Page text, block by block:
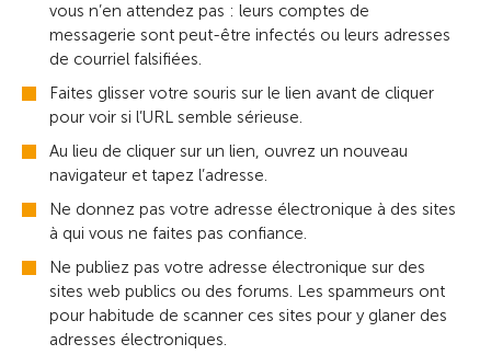
vous n’en attendez pas : leurs comptes de
messagerie sont peut-être infectés ou leurs adresses
de courriel falsifiées.
Faites glisser votre souris sur le lien avant de cliquer
pour voir si l’URL semble sérieuse.
Au lieu de cliquer sur un lien, ouvrez un nouveau
navigateur et tapez l’adresse.
Ne donnez pas votre adresse électronique à des sites
à qui vous ne faites pas confiance.
Ne publiez pas votre adresse électronique sur des
sites web publics ou des forums. Les spammeurs ont
pour habitude de scanner ces sites pour y glaner des
adresses électroniques.